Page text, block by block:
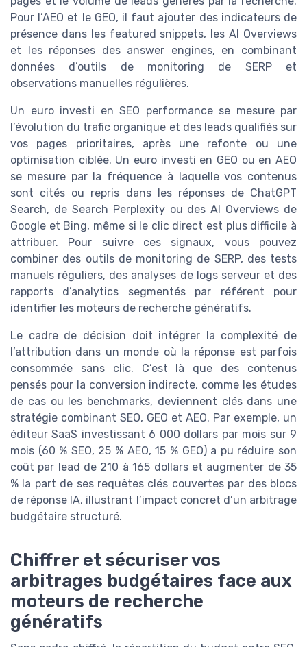
Pour l’AEO et le GEO, il faut ajouter des indicateurs de
présence dans les featured snippets, les AI Overviews
et les réponses des answer engines, en combinant
données d’outils de monitoring de SERP et
observations manuelles régulières.
Un euro investi en SEO performance se mesure par
l’évolution du trafic organique et des leads qualifiés sur
vos pages prioritaires, après une refonte ou une
optimisation ciblée. Un euro investi en GEO ou en AEO
se mesure par la fréquence à laquelle vos contenus
sont cités ou repris dans les réponses de ChatGPT
Search, de Search Perplexity ou des AI Overviews de
Google et Bing, même si le clic direct est plus difficile à
attribuer. Pour suivre ces signaux, vous pouvez
combiner des outils de monitoring de SERP, des tests
manuels réguliers, des analyses de logs serveur et des
rapports d’analytics segmentés par référent pour
identifier les moteurs de recherche génératifs.
Le cadre de décision doit intégrer la complexité de
l’attribution dans un monde où la réponse est parfois
consommée sans clic. C’est là que des contenus
pensés pour la conversion indirecte, comme les études
de cas ou les benchmarks, deviennent clés dans une
stratégie combinant SEO, GEO et AEO. Par exemple, un
éditeur SaaS investissant 6 000 dollars par mois sur 9
mois (60 % SEO, 25 % AEO, 15 % GEO) a pu réduire son
coût par lead de 210 à 165 dollars et augmenter de 35
% la part de ses requêtes clés couvertes par des blocs
de réponse IA, illustrant l’impact concret d’un arbitrage
budgétaire structuré.
Chiffrer et sécuriser vos
arbitrages budgétaires face aux
moteurs de recherche
génératifs